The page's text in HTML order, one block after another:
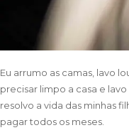
Eu arrumo as camas, lavo
precisar limpo a casa e
resolvo a vida das minhas
pagar todos os meses.